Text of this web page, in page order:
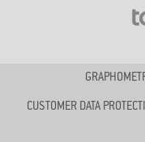
CUSTOMER DATA